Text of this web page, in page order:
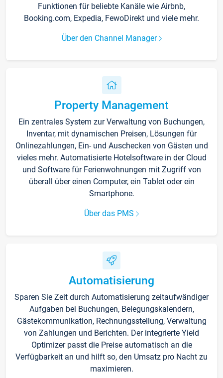
Funktionen für beliebte Kanäle wie Airbnb,
Booking.com, Expedia, FewoDirekt und viele mehr.
Über den Channel Manager
Property Management
Ein zentrales System zur Verwaltung von Buchungen,
Inventar, mit dynamischen Preisen, Lösungen für
Onlinezahlungen, Ein- und Auschecken von Gästen und
vieles mehr. Automatisierte Hotelsoftware in der Cloud
und Software für Ferienwohnungen mit Zugriff von
überall über einen Computer, ein Tablet oder ein
Smartphone.
Über das PMS
Automatisierung
Sparen Sie Zeit durch Automatisierung zeitaufwändiger
Aufgaben bei Buchungen, Belegungskalendern,
Gästekommunikation, Rechnungsstellung, Verwaltung
von Zahlungen und Berichten. Der integrierte Yield
Optimizer passt die Preise automatisch an die
Verfügbarkeit an und hilft so, den Umsatz pro Nacht zu
maximieren.